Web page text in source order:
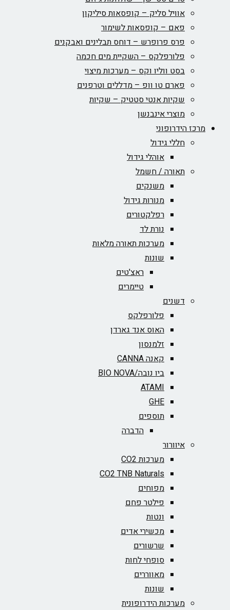
אוויל סליק – קופסאות סיליקון
פאם – קופסאות לשימור
פרס פרופרש – דוחס תבלינים ואבקנים
פלורפלקס – השקיית מים חכמה
בסט ווליו וקס – מערכות מיצוי
פארם טו וופ – מדללים וטרפנים
שקיות אנטי סטטיק – שקיות
מוצרי אינבנשן
מרכז הידרופוני
חללי גידול
אוהלי גידול
תאורה / חשמל
משנקים
מנורות גידול
רפלקטורים
נורת לד
מערכות תאורה מלאות
שונות
ראצ'טים
טיימרים
דשנים
פלורפלקס
האוס אנד גארדן
זלמנסון
קאנה CANNA
ביו נובה/BIO NOVA‏
ATAMI
GHE
תוספים
הדברה
איוורור
מערכות CO2
CO2 TNB Naturals
מפוחים
פילטר פחם
ונטות
מכשירי אדים
שרשורים
סופחי לחות
מאווררים
שונות
מערכות הידרופונית